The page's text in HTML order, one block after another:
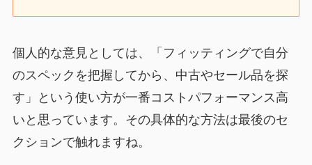
個人的な意見としては、「フィッティングで自分
のスペックを把握してから、中古やセール品を探
す」という使い方が一番コストパフォーマンス高
いと思っています。その具体的な方法は最後のセ
クションで触れますね。